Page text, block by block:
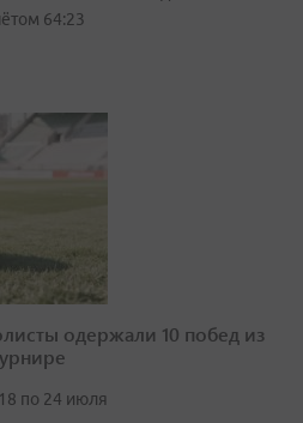
64:23
одержали 10 побед из
по 24 июля